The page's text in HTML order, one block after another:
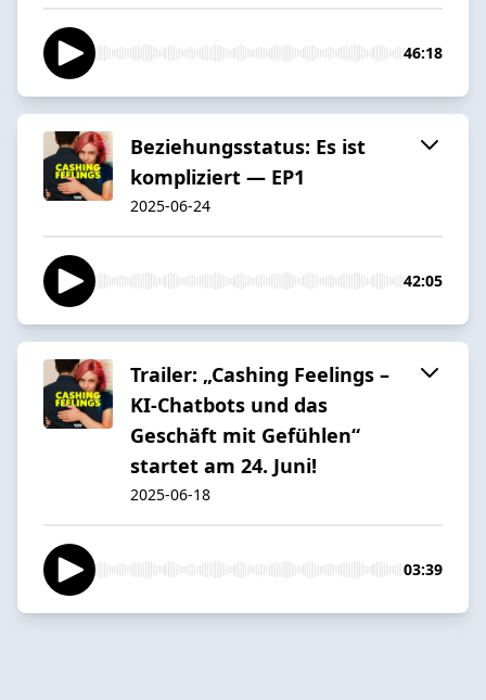
46:18
Beziehungsstatus: Es ist
kompliziert — EP1
2025-06-24
42:05
Trailer: „Cashing Feelings –
KI-Chatbots und das
Geschäft mit Gefühlen“
startet am 24. Juni!
2025-06-18
03:39